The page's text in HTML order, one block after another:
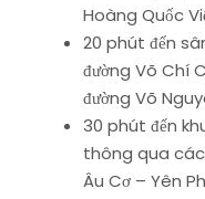
Hoàng Quốc
20 phút đến
đường Võ Chí
đường Võ
30 phút đến
thông qua các
Âu Cơ – Yên